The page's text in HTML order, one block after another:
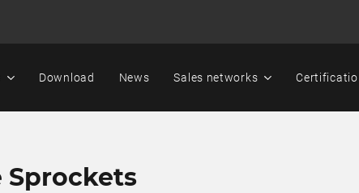
Download News Sales networks
Sprockets